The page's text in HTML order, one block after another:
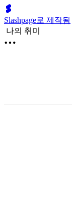
Slashpage로 제작됨
나의 취미